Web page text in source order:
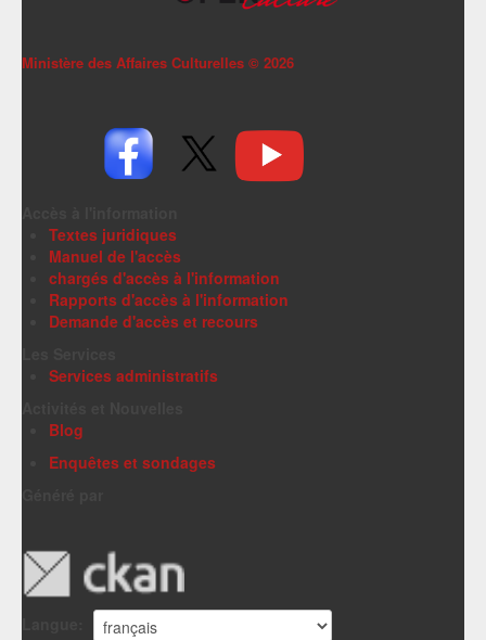
Ministère des Affaires Culturelles © 2026
Textes juridiques
Manuel de l'accès
chargés d'accès à l'information
Rapports d'accès à l'information
Demande d'accès et recours
Services administratifs
Blog
Enquêtes et sondages